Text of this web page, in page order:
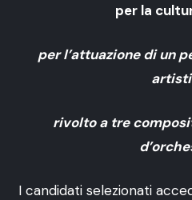
per la
per l’attuazione di un
rivolto a tre
I candidati selezionati